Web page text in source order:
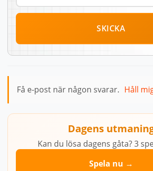
SKICKA
Få e-post när någon svarar. Håll
Dagens
Kan du lösa dagens gåta? 3
Spela nu →